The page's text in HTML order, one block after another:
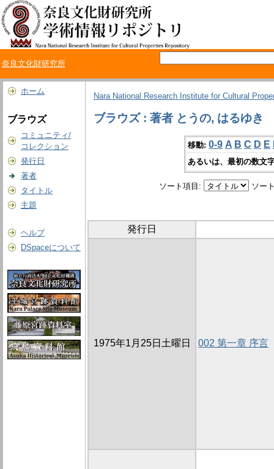
奈良文化財研究所
ホーム
ブラウズ
コミュニティ/
コレクション
発行日
著者
タイトル
主題
ヘルプ
DSpaceについて
Nara National Research Institute for Cultural
ブラウズ : 著者 とうの, はるゆき
移動: 0-9 A B C D E
あるいは、最初の数文
ソート項目: ソー
発行日
1975年1月25日土曜日 002 第一章 序言